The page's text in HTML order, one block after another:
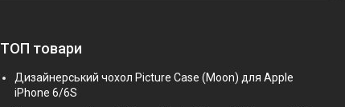
ТОП товари
Дизайнерський чохол Picture Case (Moon) для Apple
iPhone 6/6S